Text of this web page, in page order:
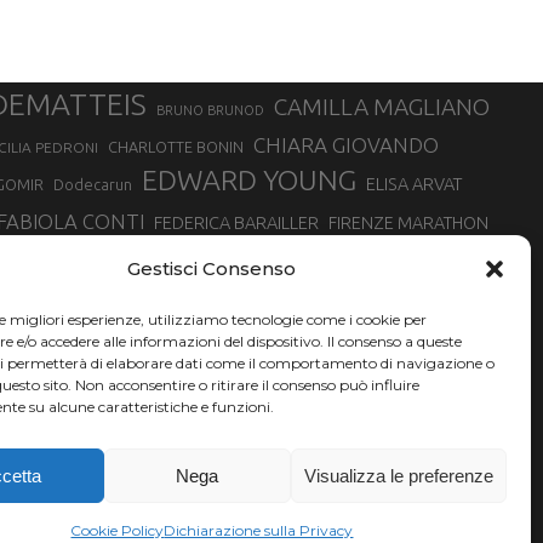
Gestisci Consenso
migliori esperienze, utilizziamo tecnologie come i cookie per
e/o accedere alle informazioni del dispositivo. Il consenso a queste
permetterà di elaborare dati come il comportamento di navigazione o
sito. Non acconsentire o ritirare il consenso può influire
su alcune caratteristiche e funzioni.
Nega Visualizza le preferenze
Cookie PolicyDichiarazione sulla Privacy
BRUNO BRUNOD CAMILLA MAGLIANO
PEDRONI CHARLOTTE BONIN CHIARA GIOVANDO
Dodecarun EDWARD YOUNG ELISA ARVAT
FABIOLA CONTI FEDERICA BARAILLER FIRENZE MARATHON
GIOVANNA EPIS GIULIANO CAVALLO
DI TORINO MARATONINA MARCELLA BELLETTI MARCO OLMO
MONVISO VERTICAL RACE NADIA BATTOCLETTI
BONALDI SILVIA RAMPAZZO
CHEVRIER YEMAN CRIPPA